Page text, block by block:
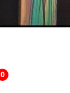
0